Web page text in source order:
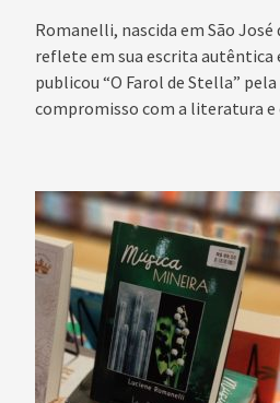
Romanelli, nascida em São
reflete em sua escrita autêntica
publicou “O Farol de Stella”
compromisso com a literatura e